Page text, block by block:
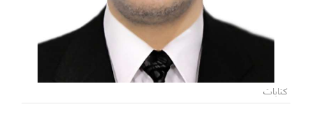
كتابات